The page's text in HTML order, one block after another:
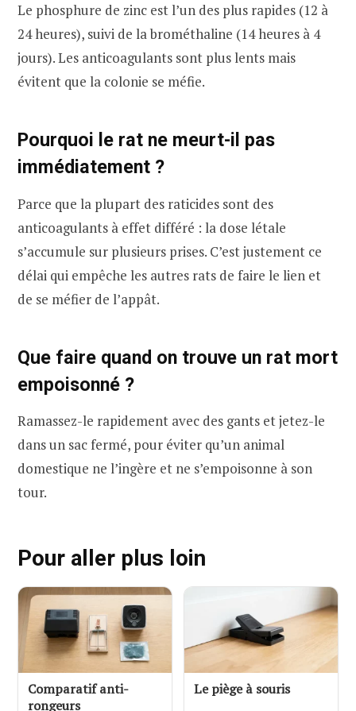
Le phosphure de zinc est l’un des plus rapides (12 à
24 heures), suivi de la brométhaline (14 heures à 4
jours). Les anticoagulants sont plus lents mais
évitent que la colonie se méfie.
Pourquoi le rat ne meurt-il pas
immédiatement ?
Parce que la plupart des raticides sont des
anticoagulants à effet différé : la dose létale
s’accumule sur plusieurs prises. C’est justement ce
délai qui empêche les autres rats de faire le lien et
de se méfier de l’appât.
Que faire quand on trouve un rat mort
empoisonné ?
Ramassez-le rapidement avec des gants et jetez-le
dans un sac fermé, pour éviter qu’un animal
domestique ne l’ingère et ne s’empoisonne à son
tour.
Pour aller plus loin
Comparatif anti-
rongeurs
Le piège à souris